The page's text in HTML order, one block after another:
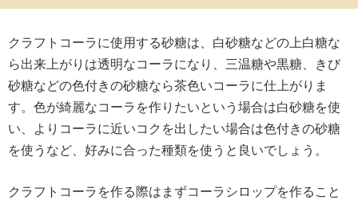
クラフトコーラに使用する砂糖は、白砂糖などの上白糖な
ら出来上がりは透明なコーラになり、三温糖や黒糖、きび
砂糖などの色付きの砂糖なら茶色いコーラに仕上がりま
す。色が綺麗なコーラを作りたいという場合は白砂糖を使
い、よりコーラに近いコクを出したい場合は色付きの砂糖
を使うなど、好みに合った種類を使うと良いでしょう。
クラフトコーラを作る際はまずコーラシロップを作ること